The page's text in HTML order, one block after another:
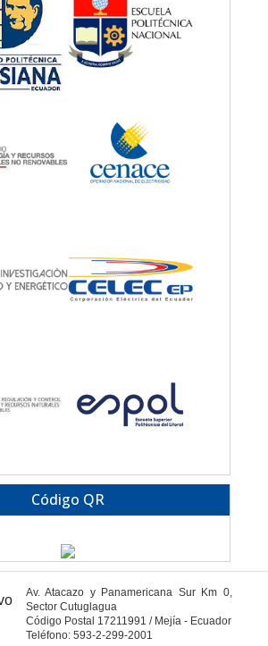
Código QR
Av. Atacazo y Panamericana Sur Km 0,
Sector Cutuglagua
Código Postal 17211991 / Mejía - Ecuador
Teléfono: 593-2-299-2001